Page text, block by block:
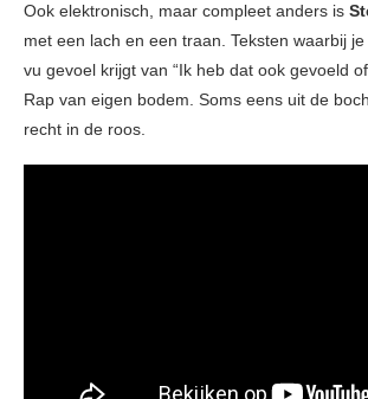
Ook elektronisch, maar compleet anders is
met een lach en een traan. Teksten waarbij
vu gevoel krijgt van “Ik heb dat ook gevoeld
Rap van eigen bodem. Soms eens uit de
recht in de roos.